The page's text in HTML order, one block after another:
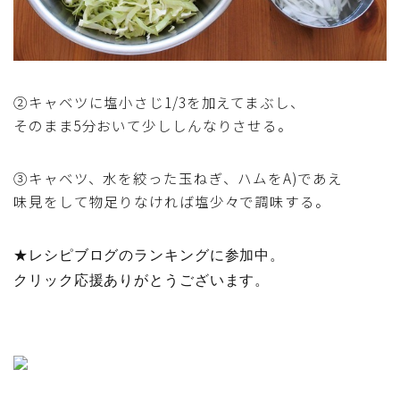
テーブルコーディネート・食器・調理器具
離乳食・キッズメニュー
育児徒然
②キャベツに塩小さじ1/3を加えてまぶし、
そのまま5分おいて少ししんなりさせる。
③キャベツ、水を絞った玉ねぎ、ハムをA)であえ
味見をして物足りなければ塩少々で調味する。
★レシピブログのランキングに参加中。
クリック応援ありがとうございます。